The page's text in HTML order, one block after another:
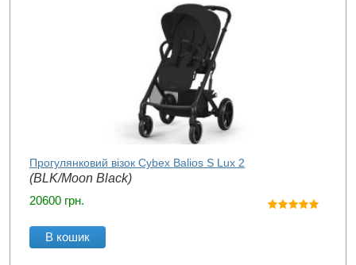
Прогулянковий візок Cybex Balios S Lux 2
(BLK/Moon Black)
20600 грн.
В кошик